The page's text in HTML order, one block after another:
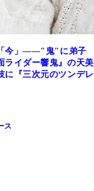
「今」――"鬼"に弟子
ライダー響鬼』の天美
に『三次元のツンデレ
ス